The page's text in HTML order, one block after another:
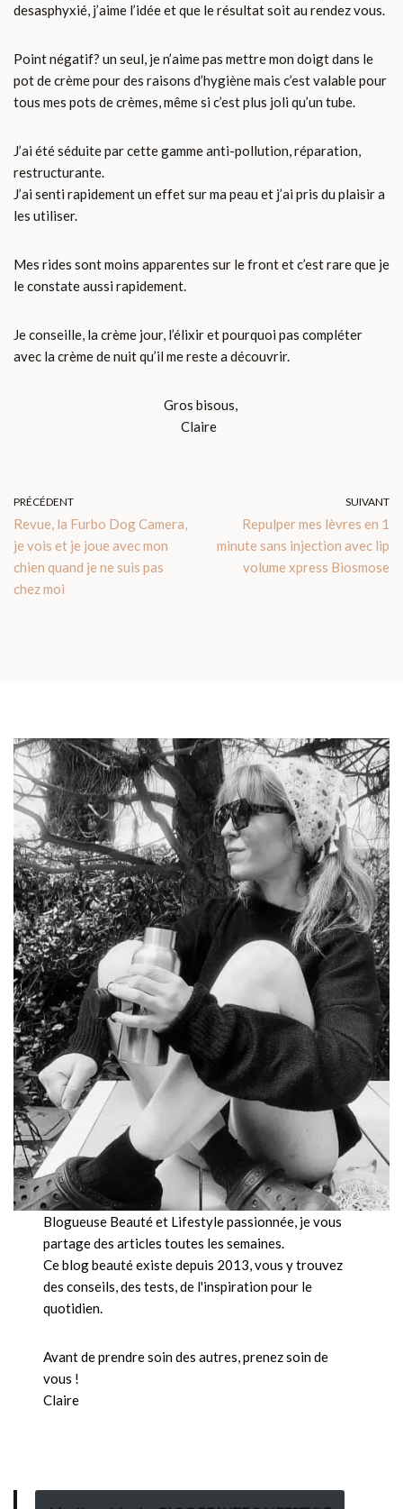
desasphyxié, j’aime l’idée et que le résultat soit au rendez vous.
Point négatif? un seul, je n’aime pas mettre mon doigt dans le
pot de crème pour des raisons d’hygiène mais c’est valable pour
tous mes pots de crèmes, même si c’est plus joli qu’un tube.
J’ai été séduite par cette gamme anti-pollution, réparation,
restructurante.
J’ai senti rapidement un effet sur ma peau et j’ai pris du plaisir a
les utiliser.
Mes rides sont moins apparentes sur le front et c’est rare que je
le constate aussi rapidement.
Je conseille, la crème jour, l’élixir et pourquoi pas compléter
avec la crème de nuit qu’il me reste a découvrir.
Gros bisous,
Claire
PRÉCÉDENT
Revue, la Furbo Dog Camera,
je vois et je joue avec mon
chien quand je ne suis pas
chez moi
SUIVANT
Repulper mes lèvres en 1
minute sans injection avec lip
volume xpress Biosmose
Blogueuse Beauté et Lifestyle passionnée, je vous
partage des articles toutes les semaines.
Ce blog beauté existe depuis 2013, vous y trouvez
des conseils, des tests, de l'inspiration pour le
quotidien.
Avant de prendre soin des autres, prenez soin de
vous !
Claire